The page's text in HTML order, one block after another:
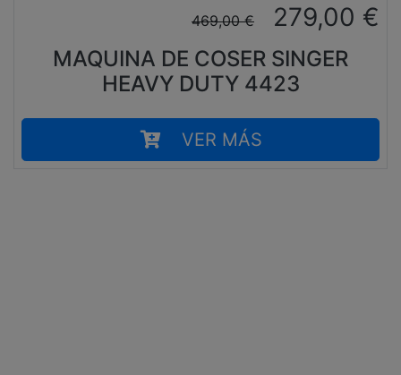
469,00 € 279,00 €
MAQUINA DE COSER SINGER
HEAVY DUTY 4423
VER MÁS